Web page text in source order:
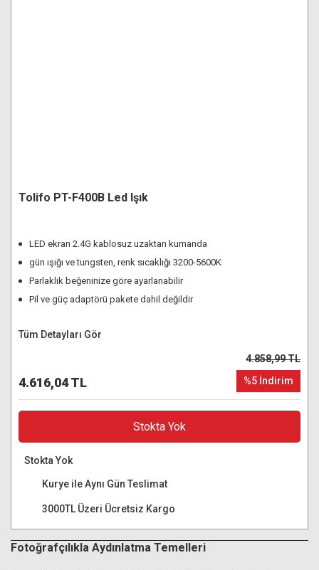
Tolifo PT-F400B Led Işık
LED ekran 2.4G kablosuz uzaktan kumanda
gün ışığı ve tungsten, renk sıcaklığı 3200-5600K
Parlaklık beğeninize göre ayarlanabilir
Pil ve güç adaptörü pakete dahil değildir
Tüm Detayları Gör
4.616,04 TL
4.858,99 TL
%5 İndirim
Stokta Yok
Stokta Yok
Kurye ile Aynı Gün Teslimat
3000TL Üzeri Ücretsiz Kargo
Fotoğrafçılıkla Aydınlatma Temelleri